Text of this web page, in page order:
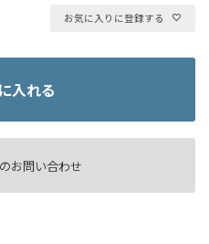
お気に入りに登録する
入れる
お問い合わせ